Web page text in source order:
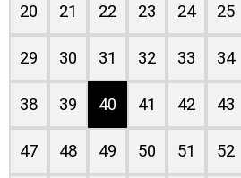
20 21 22 23 24 25
29 30 31 32 33 34
38 39 40 41 42 43
47 48 49 50 51 52